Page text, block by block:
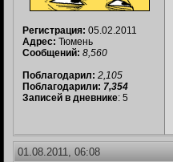
Регистрация: 05.02.2011
Адрес: Тюмень
Сообщений: 8,560
Поблагодарил: 2,105
Поблагодарили: 7,354
Записей в дневнике: 5
01.08.2011, 06:08